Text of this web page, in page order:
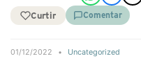
Curtir Comentar
01/12/2022 • Uncategorized